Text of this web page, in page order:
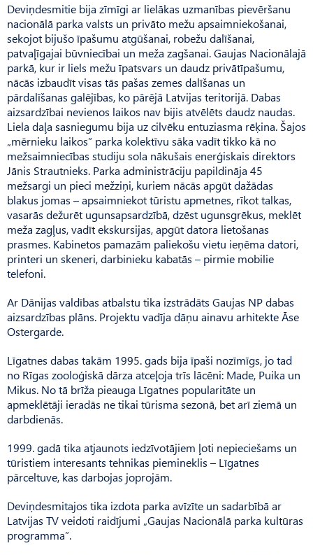
Deviņdesmitie bija zīmīgi ar lielākas uzmanības pievēršanu
nacionālā parka valsts un privāto mežu apsaimniekošanai,
sekojot bijušo īpašumu atgūšanai, robežu dalīšanai,
patvaļīgajai būvniecībai un meža zagšanai. Gaujas Nacionālajā
parkā, kur ir liels mežu īpatsvars un daudz privātīpašumu,
nācās izbaudīt visas tās pašas zemes dalīšanas un
pārdalīšanas galējības, ko pārējā Latvijas teritorijā. Dabas
aizsardzībai nevienos laikos nav bijis atvēlēts daudz naudas.
Liela daļa sasniegumu bija uz cilvēku entuziasma rēķina. Šajos
„mērnieku laikos” parka kolektīvu sāka vadīt tikko kā no
mežsaimniecības studiju sola nākušais enerģiskais direktors
Jānis Strautnieks. Parka administrāciju papildināja 45
mežsargi un pieci mežziņi, kuriem nācās apgūt dažādas
blakus jomas – apsaimniekot tūristu apmetnes, rīkot talkas,
vasarās dežurēt ugunsapsardzībā, dzēst ugunsgrēkus, meklēt
meža zagļus, vadīt ekskursijas, apgūt datora lietošanas
prasmes. Kabinetos pamazām paliekošu vietu ieņēma datori,
printeri un skeneri, darbinieku kabatās – pirmie mobilie
telefoni.
Ar Dānijas valdības atbalstu tika izstrādāts Gaujas NP dabas
aizsardzības plāns. Projektu vadīja dāņu ainavu arhitekte Āse
Ostergarde.
Līgatnes dabas takām 1995. gads bija īpaši nozīmīgs, jo tad
no Rīgas zooloģiskā dārza atceļoja trīs lācēni: Made, Puika un
Mikus. No tā brīža pieauga Līgatnes popularitāte un
apmeklētāji ieradās ne tikai tūrisma sezonā, bet arī ziemā un
darbdienās.
1999. gadā tika atjaunots iedzīvotājiem ļoti nepieciešams un
tūristiem interesants tehnikas piemineklis – Līgatnes
pārceltuve, kas darbojas joprojām.
Deviņdesmitajos tika izdota parka avīzīte un sadarbībā ar
Latvijas TV veidoti raidījumi „Gaujas Nacionālā parka kultūras
programma”.